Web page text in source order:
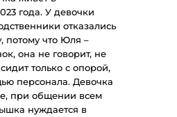
года. У девочки
отказались
потому что Юля –
она не говорит, не
только с опорой,
персонала. Девочка
при общении всем
нуждается в